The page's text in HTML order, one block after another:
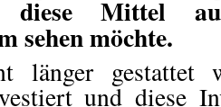
diese Mittel
sehen möchte.
länger gestattet
und diese